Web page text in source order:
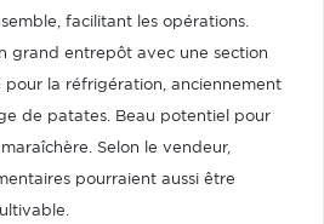
facilitant les opérations.
grand entrepôt avec une section
la réfrigération, anciennement
de patates. Beau potentiel pour
Selon le vendeur,
pourraient aussi être